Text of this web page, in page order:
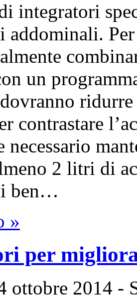
integratori
addominali.
un
contrastare
necessario
2 litri di
ben…
»
per
ottobre 2014 -